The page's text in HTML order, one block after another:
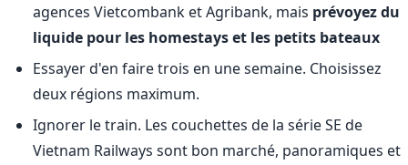
agences Vietcombank et Agribank, mais prévoyez du
liquide pour les homestays et les petits bateaux
Essayer d'en faire trois en une semaine. Choisissez
deux régions maximum.
Ignorer le train. Les couchettes de la série SE de
Vietnam Railways sont bon marché, panoramiques et